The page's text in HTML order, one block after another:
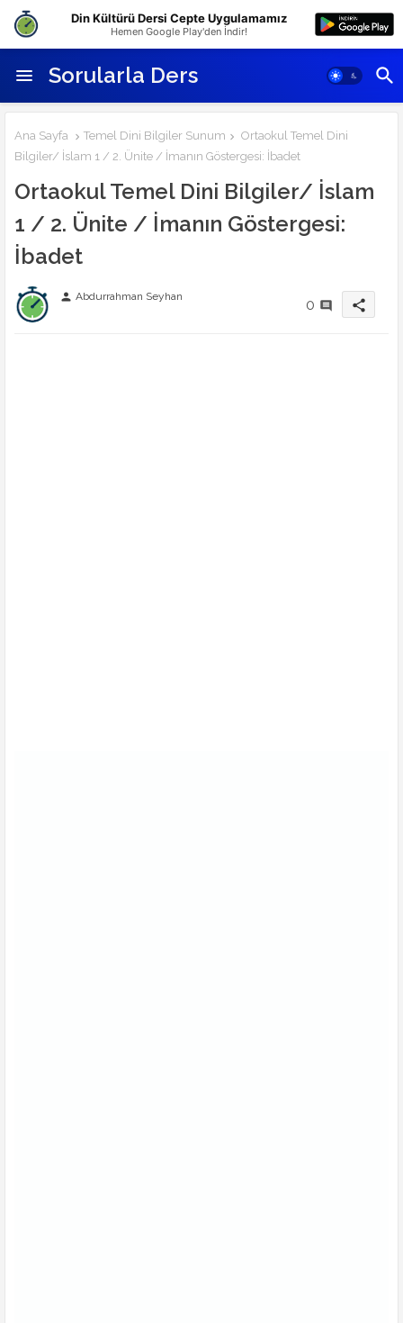
Sorularla Ders
Ana Sayfa Temel Dini Bilgiler Sunum
Ortaokul Temel Dini
Bilgiler/ İslam 1 / 2. Ünite / İmanın Göstergesi: İbadet
Ortaokul Temel Dini Bilgiler/ İslam
1 / 2. Ünite / İmanın Göstergesi:
İbadet
person Abdurrahman Seyhan
0 share
Din Kültürü Dersi Cepte Uygulamamız
Hemen Google Play'den İndir!